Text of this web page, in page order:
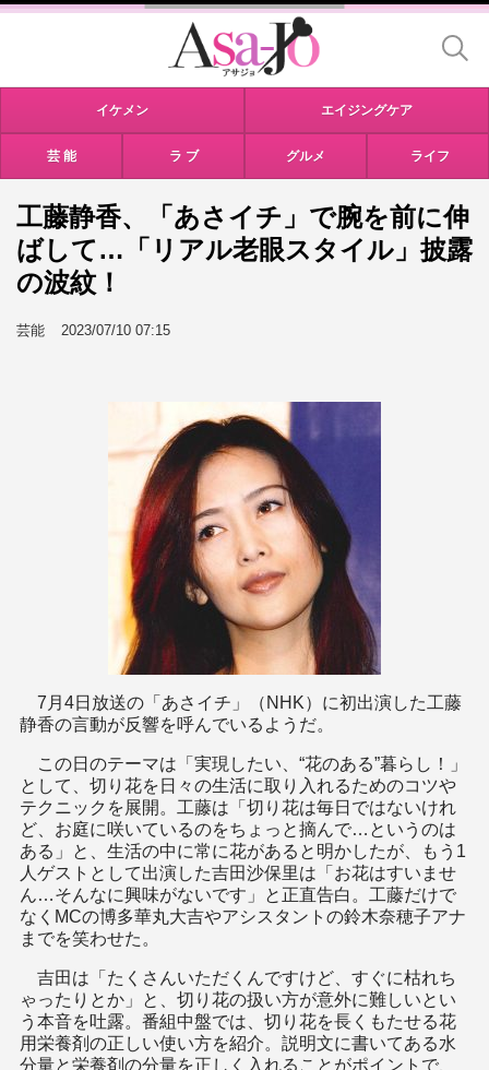
イケメン エイジングケア
芸 能 ラ ブ グルメ ライフ
工藤静香、「あさイチ」で腕を前に伸
ばして…「リアル老眼スタイル」披露
の波紋！
芸能 2023/07/10 07:15
7月4日放送の「あさイチ」（NHK）に初出演した工藤
静香の言動が反響を呼んでいるようだ。
この日のテーマは「実現したい、“花のある”暮らし！」
として、切り花を日々の生活に取り入れるためのコツや
テクニックを展開。工藤は「切り花は毎日ではないけれ
ど、お庭に咲いているのをちょっと摘んで…というのは
ある」と、生活の中に常に花があると明かしたが、もう1
人ゲストとして出演した吉田沙保里は「お花はすいませ
ん…そんなに興味がないです」と正直告白。工藤だけで
なくMCの博多華丸大吉やアシスタントの鈴木奈穂子アナ
までを笑わせた。
吉田は「たくさんいただくんですけど、すぐに枯れち
ゃったりとか」と、切り花の扱い方が意外に難しいとい
う本音を吐露。番組中盤では、切り花を長くもたせる花
用栄養剤の正しい使い方を紹介。説明文に書いてある水
分量と栄養剤の分量を正しく入れることがポイントで、